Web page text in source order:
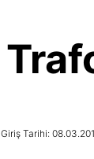
Giriş Tarihi: